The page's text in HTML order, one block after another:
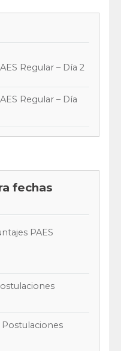
Regular – Día 2
Regular – Día
fechas
PAES
Postulaciones